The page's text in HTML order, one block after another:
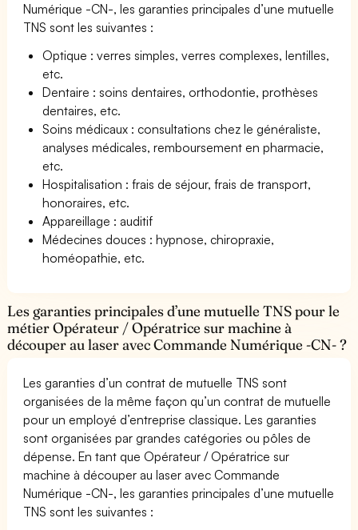
Numérique -CN-, les garanties principales d’une mutuelle
TNS sont les suivantes :
Optique : verres simples, verres complexes, lentilles,
etc.
Dentaire : soins dentaires, orthodontie, prothèses
dentaires, etc.
Soins médicaux : consultations chez le généraliste,
analyses médicales, remboursement en pharmacie,
etc.
Hospitalisation : frais de séjour, frais de transport,
honoraires, etc.
Appareillage : auditif
Médecines douces : hypnose, chiropraxie,
homéopathie, etc.
Les garanties principales d’une mutuelle TNS pour le
métier Opérateur / Opératrice sur machine à
découper au laser avec Commande Numérique -CN- ?
Les garanties d’un contrat de mutuelle TNS sont
organisées de la même façon qu’un contrat de mutuelle
pour un employé d’entreprise classique. Les garanties
sont organisées par grandes catégories ou pôles de
dépense. En tant que Opérateur / Opératrice sur
machine à découper au laser avec Commande
Numérique -CN-, les garanties principales d’une mutuelle
TNS sont les suivantes :